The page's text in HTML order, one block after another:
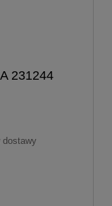
231244
dostawy